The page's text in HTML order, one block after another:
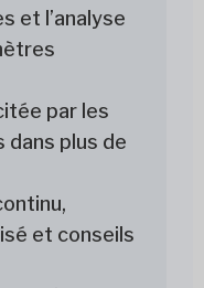
et l’analyse
par les
dans plus de
et conseils